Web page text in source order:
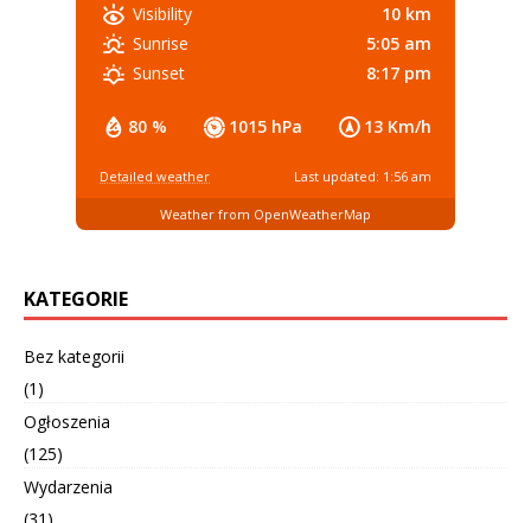
80 % 1015 hPa 13 Km/h
Visibility
10 km
Sunrise
5:05 am
Sunset
8:17 pm
Detailed weather Last updated: 1:56 am
Weather from OpenWeatherMap
KATEGORIE
Bez kategorii
(1)
Ogłoszenia
(125)
Wydarzenia